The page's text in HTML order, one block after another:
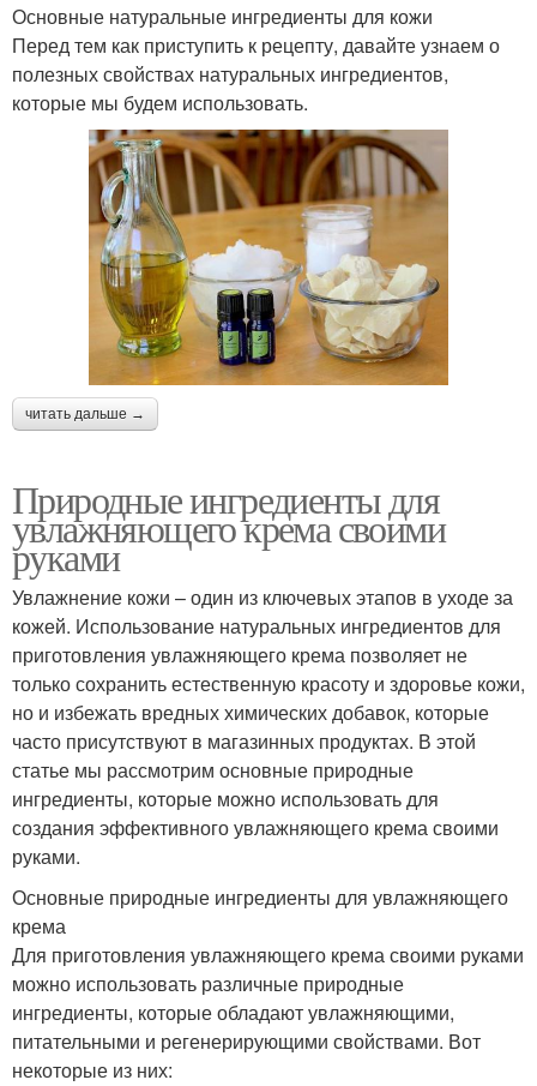
Основные натуральные ингредиенты для кожи
Перед тем как приступить к рецепту, давайте узнаем о
полезных свойствах натуральных ингредиентов,
которые мы будем использовать.
читать дальше →
Природные ингредиенты для
увлажняющего крема своими
руками
Увлажнение кожи – один из ключевых этапов в уходе за
кожей. Использование натуральных ингредиентов для
приготовления увлажняющего крема позволяет не
только сохранить естественную красоту и здоровье кожи,
но и избежать вредных химических добавок, которые
часто присутствуют в магазинных продуктах. В этой
статье мы рассмотрим основные природные
ингредиенты, которые можно использовать для
создания эффективного увлажняющего крема своими
руками.
Основные природные ингредиенты для увлажняющего
крема
Для приготовления увлажняющего крема своими руками
можно использовать различные природные
ингредиенты, которые обладают увлажняющими,
питательными и регенерирующими свойствами. Вот
некоторые из них: